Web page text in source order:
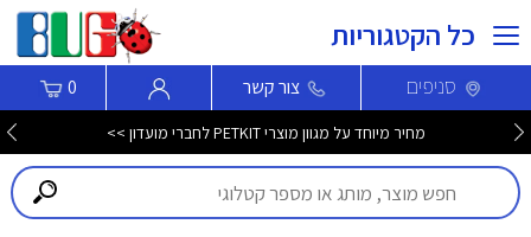
כל הקטגוריות
סניפים צור קשר 0
מחיר מיוחד על מגוון מוצרי PETKIT לחברי מועדון >>